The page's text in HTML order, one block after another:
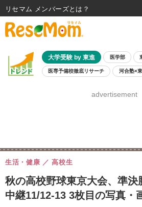
大学受験 by 東進 医学部
医専予備校徹底リサーチ 河合塾×
8月開催学校説明会・相談
advertisement
秋の高校野球東京大会、準決
中継11/12-13 3枚目の写真・
生活・健康 高校生
リセマム メンバーズ